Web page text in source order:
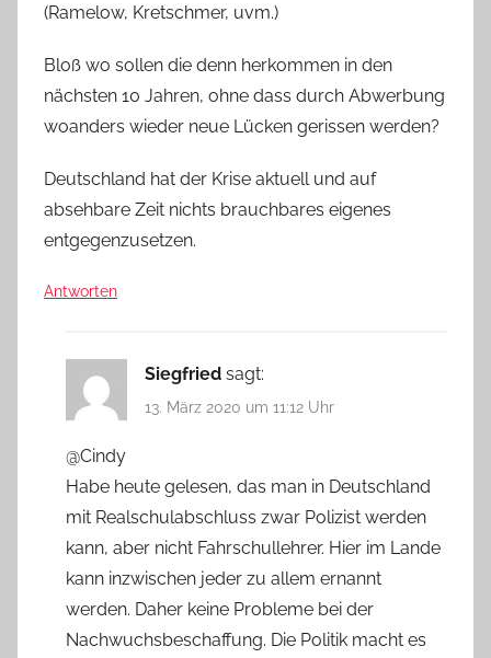
(Ramelow, Kretschmer, uvm.)
Bloß wo sollen die denn herkommen in den
nächsten 10 Jahren, ohne dass durch Abwerbung
woanders wieder neue Lücken gerissen werden?
Deutschland hat der Krise aktuell und auf
absehbare Zeit nichts brauchbares eigenes
entgegenzusetzen.
Antworten
Siegfried sagt:
13. März 2020 um 11:12 Uhr
@Cindy
Habe heute gelesen, das man in Deutschland
mit Realschulabschluss zwar Polizist werden
kann, aber nicht Fahrschullehrer. Hier im Lande
kann inzwischen jeder zu allem ernannt
werden. Daher keine Probleme bei der
Nachwuchsbeschaffung. Die Politik macht es